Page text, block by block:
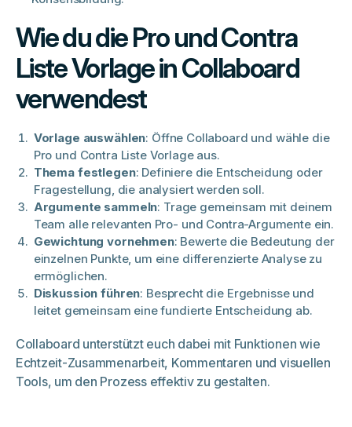
Wie du die Pro und Contra
Liste Vorlage in Collaboard
verwendest
Vorlage auswählen: Öffne Collaboard und wähle die
Pro und Contra Liste Vorlage aus.​
Thema festlegen: Definiere die Entscheidung oder
Fragestellung, die analysiert werden soll.​
Argumente sammeln: Trage gemeinsam mit deinem
Team alle relevanten Pro- und Contra-Argumente ein.​
Gewichtung vornehmen: Bewerte die Bedeutung der
einzelnen Punkte, um eine differenzierte Analyse zu
ermöglichen.​
Diskussion führen: Besprecht die Ergebnisse und
leitet gemeinsam eine fundierte Entscheidung ab.​
Collaboard unterstützt euch dabei mit Funktionen wie
Echtzeit-Zusammenarbeit, Kommentaren und visuellen
Tools, um den Prozess effektiv zu gestalten.